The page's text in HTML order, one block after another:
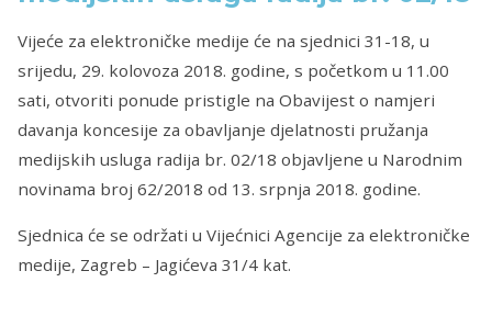
Vijeće za elektroničke medije će na sjednici 31-18, u
srijedu, 29. kolovoza 2018. godine, s početkom u 11.00
sati, otvoriti ponude pristigle na Obavijest o namjeri
davanja koncesije za obavljanje djelatnosti pružanja
medijskih usluga radija br. 02/18 objavljene u Narodnim
novinama broj 62/2018 od 13. srpnja 2018. godine.
Sjednica će se održati u Vijećnici Agencije za elektroničke
medije, Zagreb – Jagićeva 31/4 kat.